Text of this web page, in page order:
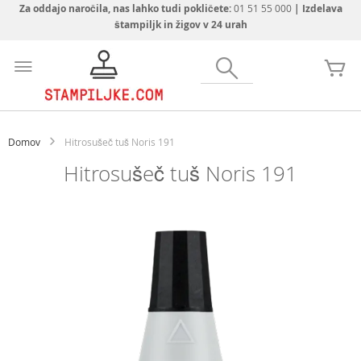
Za oddajo naročila, nas lahko tudi pokličete:01 51 55 000| Izdelava
štampiljk in žigov v 24 urah
vsebino
Domov Hitrosušeč tuš Noris 191
Hitrosušeč tuš Noris 191